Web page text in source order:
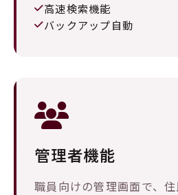
高速検索機能
バックアップ自動
管理者機能
職員向けの管理画面で、